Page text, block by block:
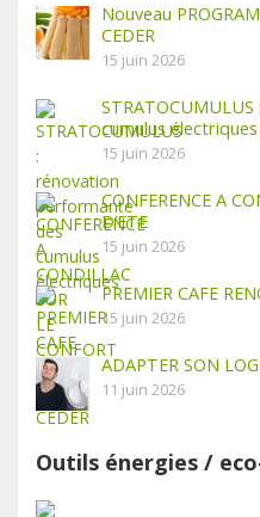
Nouveau
CEDER
15 juin 2026
cumulus électriques
15 juin 2026
CONFERENCE A
D’ETE
15 juin 2026
PREMIER CAFE
15 juin 2026
ADAPTER SON
11 juin 2026
Outils énergies /